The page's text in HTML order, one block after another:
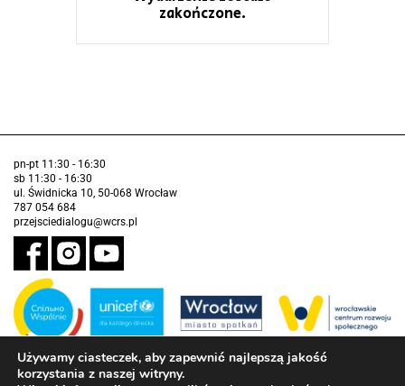
zakończone.
pn-pt 11:30 - 16:30
sb 11:30 - 16:30
ul. Świdnicka 10, 50-068 Wrocław
787 054 684
przejsciedialogu@wcrs.pl
Zadanie realizowane ze środków Gminy Wrocław w partnerstwie z
Używamy ciasteczek, aby zapewnić najlepszą jakość
korzystania z naszej witryny.